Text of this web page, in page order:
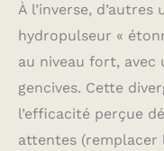
À l’inverse,
hydropulseur «
au niveau fort, avec
gencives. Cette
l’efficacité perçue
attentes